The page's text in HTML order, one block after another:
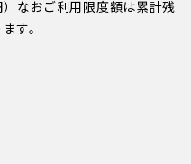
なおご利用限度額は累計残
す。